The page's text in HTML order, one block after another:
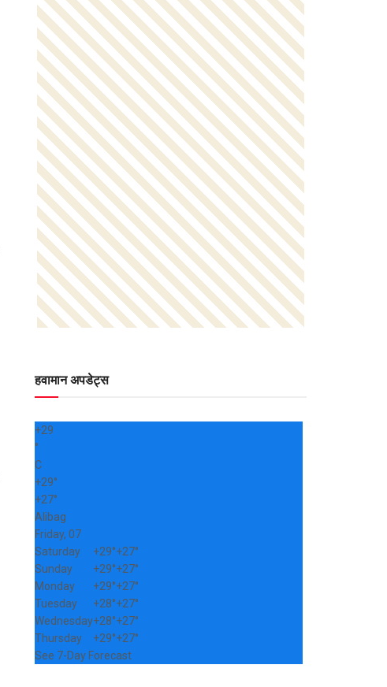
हवामान अपडेट्स
+29
°
C
+29°
+27°
Alibag
Friday, 07
Saturday
+29°+27°
Sunday
+29°+27°
Monday
+29°+27°
Tuesday
+28°+27°
Wednesday+28°+27°
Thursday
+29°+27°
See 7-Day Forecast